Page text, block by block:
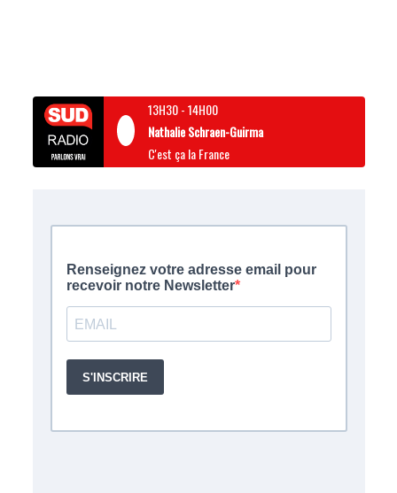
13H30-14H00
Nathalie Schraen-Guirma
C'est ça la France